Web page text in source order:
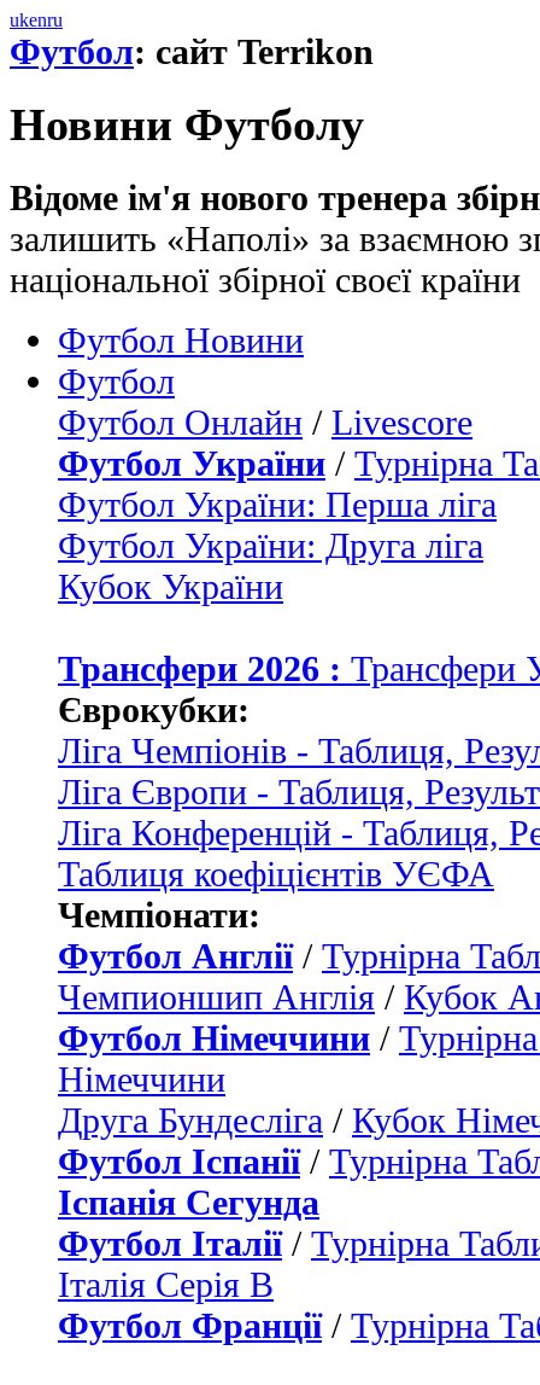
ukenru
Футбол: сайт Terrikon
Новини Футболу
Відоме ім'я нового тренера
залишить «Наполі» за взаємною
національної збірної своєї країни
Футбол Новини
Футбол
Футбол Онлайн / Livescore
Футбол України / Турнірна
Футбол України: Перша ліга
Футбол України: Друга ліга
Кубок України
Трансфери 2026 : Трансфери
Єврокубки:
Ліга Чемпіонів - Таблиця,
Ліга Європи - Таблиця,
Ліга Конференцій - Таблиця,
Таблиця коефіцієнтів УЄФА
Чемпіонати:
Футбол Англії/ Турнірна
Чемпионшип Англія / Кубок
Футбол Німеччини /
Німеччини
Друга Бундесліга / Кубок
Футбол Іспанії/ Турнірна
Іспанія Сегунда
Футбол Італії/ Турнірна
Італія Серія B
Футбол Франції/ Турнірна